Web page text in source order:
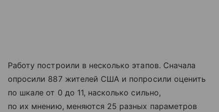
Работу построили в несколько этапов. Сначала
опросили 887 жителей США и попросили оценить
по шкале от 0 до 11, насколько сильно,
по их мнению, меняются 25 разных параметров